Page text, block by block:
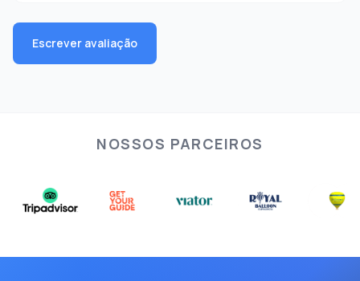
Escrever avaliação
NOSSOS PARCEIROS